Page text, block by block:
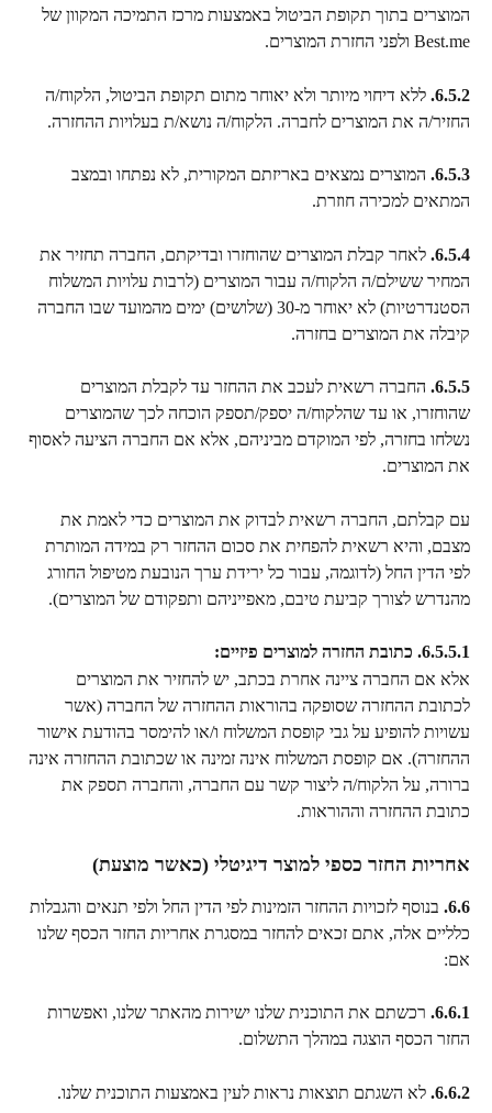
המוצרים בתוך תקופת הביטול באמצעות מרכז התמיכה המקוון של
Best.me ולפני החזרת המוצרים.
6.5.2. ללא דיחוי מיותר ולא יאוחר מתום תקופת הביטול, הלקוח/ה
החזיר/ה את המוצרים לחברה. הלקוח/ה נושא/ת בעלויות ההחזרה.
6.5.3. המוצרים נמצאים באריזתם המקורית, לא נפתחו ובמצב
המתאים למכירה חוזרת.
6.5.4. לאחר קבלת המוצרים שהוחזרו ובדיקתם, החברה תחזיר את
המחיר ששילם/ה הלקוח/ה עבור המוצרים (לרבות עלויות המשלוח
הסטנדרטיות) לא יאוחר מ-30 (שלושים) ימים מהמועד שבו החברה
קיבלה את המוצרים בחזרה.
6.5.5. החברה רשאית לעכב את ההחזר עד לקבלת המוצרים
שהוחזרו, או עד שהלקוח/ה יספק/תספק הוכחה לכך שהמוצרים
נשלחו בחזרה, לפי המוקדם מביניהם, אלא אם החברה הציעה לאסוף
את המוצרים.
עם קבלתם, החברה רשאית לבדוק את המוצרים כדי לאמת את
מצבם, והיא רשאית להפחית את סכום ההחזר רק במידה המותרת
לפי הדין החל (לדוגמה, עבור כל ירידת ערך הנובעת מטיפול החורג
מהנדרש לצורך קביעת טיבם, מאפייניהם ותפקודם של המוצרים).
6.5.5.1. כתובת החזרה למוצרים פיזיים:
אלא אם החברה ציינה אחרת בכתב, יש להחזיר את המוצרים
לכתובת ההחזרה שסופקה בהוראות ההחזרה של החברה (אשר
עשויות להופיע על גבי קופסת המשלוח ו/או להימסר בהודעת אישור
ההחזרה). אם קופסת המשלוח אינה זמינה או שכתובת ההחזרה אינה
ברורה, על הלקוח/ה ליצור קשר עם החברה, והחברה תספק את
כתובת ההחזרה וההוראות.
אחריות החזר כספי למוצר דיגיטלי (כאשר מוצעת)
6.6. בנוסף לזכויות ההחזר הזמינות לפי הדין החל ולפי תנאים והגבלות
כלליים אלה, אתם זכאים להחזר במסגרת אחריות החזר הכסף שלנו
אם:
6.6.1. רכשתם את התוכנית שלנו ישירות מהאתר שלנו, ואפשרות
החזר הכסף הוצגה במהלך התשלום.
6.6.2. לא השגתם תוצאות נראות לעין באמצעות התוכנית שלנו.